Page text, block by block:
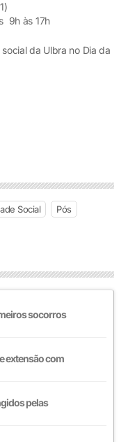
9h às 17h
da Ulbra no Dia da
Social Pós
socorros
extensão com
pelas